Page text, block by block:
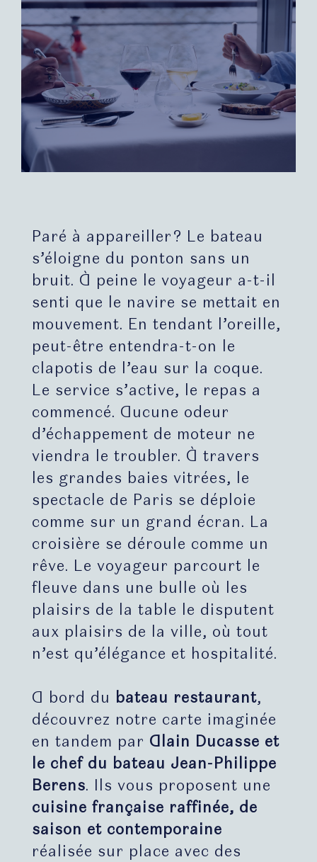
Paré à appareiller ? Le bateau
s’éloigne du ponton sans un
bruit. À peine le voyageur a-t-il
senti que le navire se mettait en
mouvement. En tendant l’oreille,
peut-être entendra-t-on le
clapotis de l’eau sur la coque.
Le service s’active, le repas a
commencé. Aucune odeur
d’échappement de moteur ne
viendra le troubler. À travers
les grandes baies vitrées, le
spectacle de Paris se déploie
comme sur un grand écran. La
croisière se déroule comme un
rêve. Le voyageur parcourt le
fleuve dans une bulle où les
plaisirs de la table le disputent
aux plaisirs de la ville, où tout
n’est qu’élégance et hospitalité.
A bord du bateau restaurant,
découvrez notre carte imaginée
en tandem par Alain Ducasse et
le chef du bateau Jean-Philippe
Berens. Ils vous proposent une
cuisine française raffinée, de
saison et contemporaine
réalisée sur place avec des